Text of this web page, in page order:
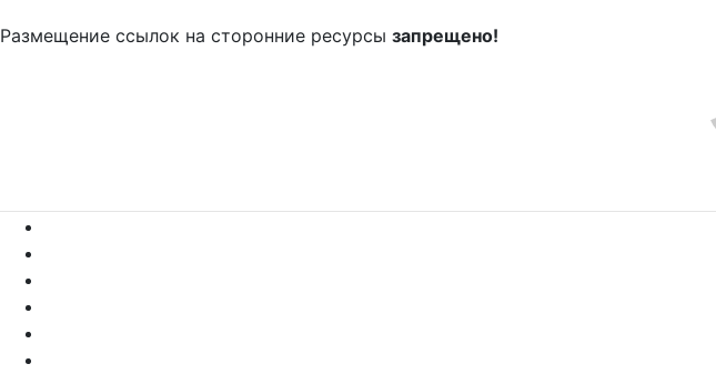
Размещение ссылок на сторонние ресурсы запрещено!